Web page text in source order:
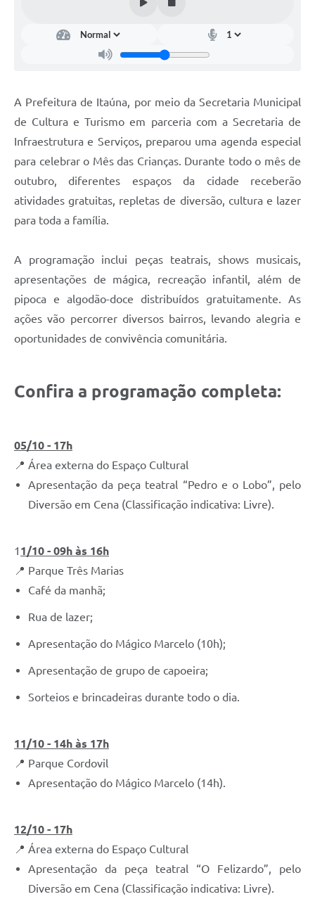
A Prefeitura de Itaúna, por meio da Secretaria Municipal
de Cultura e Turismo em parceria com a Secretaria de
Infraestrutura e Serviços, preparou uma agenda especial
para celebrar o Mês das Crianças. Durante todo o mês de
outubro, diferentes espaços da cidade receberão
atividades gratuitas, repletas de diversão, cultura e lazer
para toda a família.
A programação inclui peças teatrais, shows musicais,
apresentações de mágica, recreação infantil, além de
pipoca e algodão-doce distribuídos gratuitamente. As
ações vão percorrer diversos bairros, levando alegria e
oportunidades de convivência comunitária.
Confira a programação completa:
05/10 - 17h
📍 Área externa do Espaço Cultural
Apresentação da peça teatral “Pedro e o Lobo”, pelo
Diversão em Cena (Classificação indicativa: Livre).
1 1/10 - 09h às 16h
📍 Parque Três Marias
Café da manhã;
Rua de lazer;
Apresentação do Mágico Marcelo (10h);
Apresentação de grupo de capoeira;
Sorteios e brincadeiras durante todo o dia.
11/10 - 14h às 17h
📍 Parque Cordovil
Apresentação do Mágico Marcelo (14h).
12/10 - 17h
📍 Área externa do Espaço Cultural
Apresentação da peça teatral “O Felizardo”, pelo
Diversão em Cena (Classificação indicativa: Livre).